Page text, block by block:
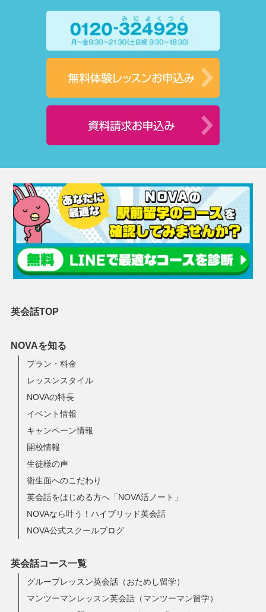
英会話TOP
NOVAを知る
プラン・料金
レッスンスタイル
NOVAの特長
イベント情報
キャンペーン情報
開校情報
生徒様の声
衛生面へのこだわり
英会話をはじめる方へ「NOVA活ノート」
NOVAなら叶う！ハイブリッド英会話
NOVA公式スクールブログ
英会話コース一覧
グループレッスン英会話（おためし留学）
マンツーマンレッスン英会話（マンツーマン留学）